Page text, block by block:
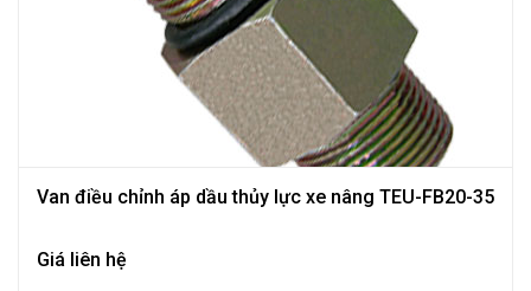
Van điều chỉnh áp dầu thủy lực xe nâng TEU-FB20-35
Giá liên hệ